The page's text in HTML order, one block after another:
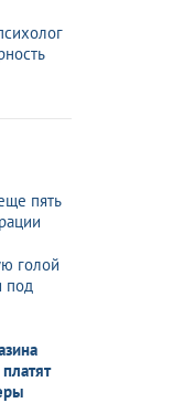
пять
голой
под